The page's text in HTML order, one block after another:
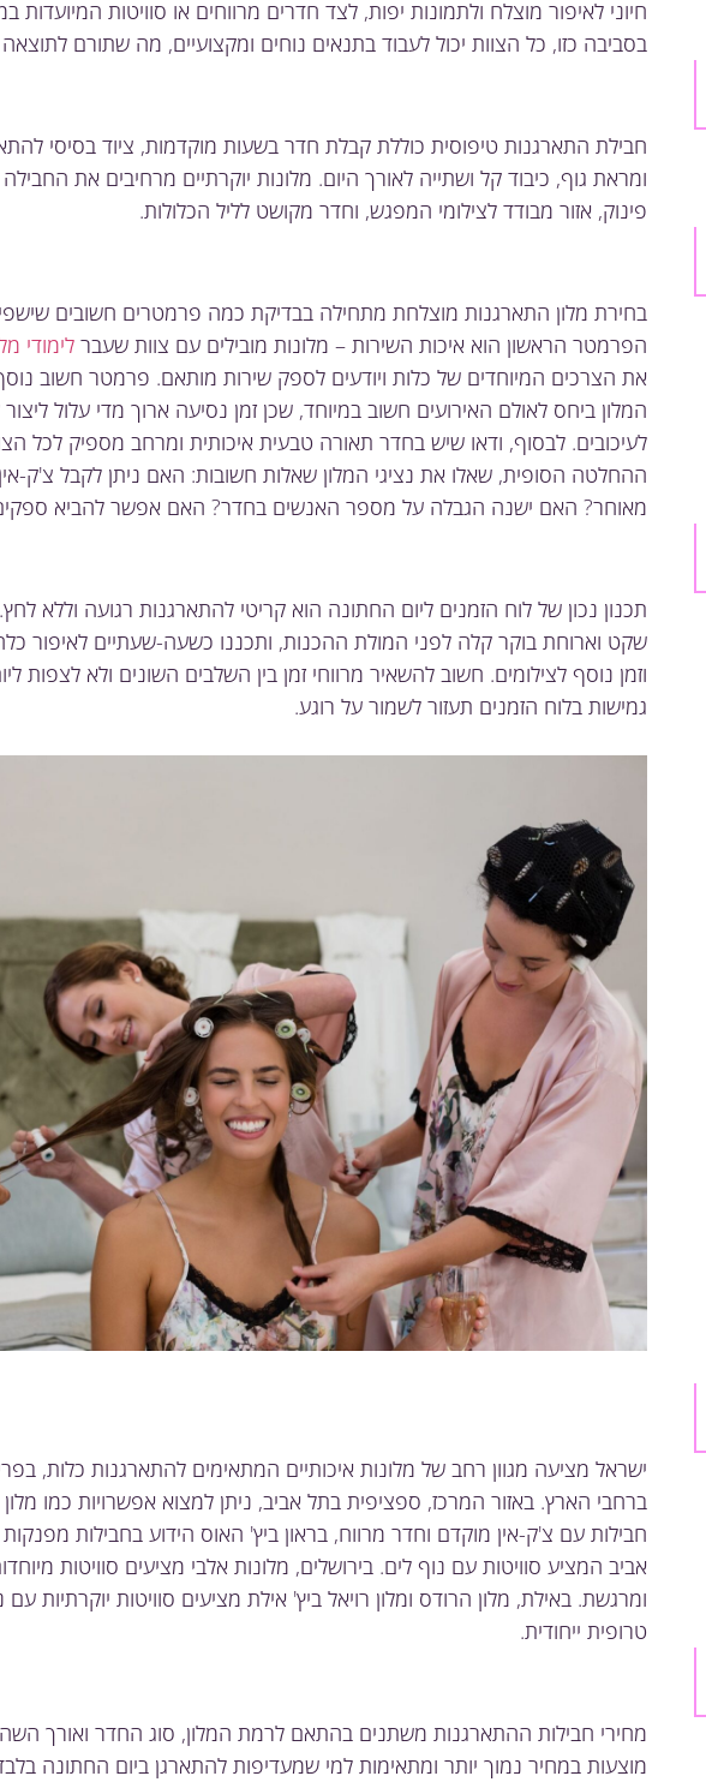
חיוני לאיפור מוצלח ולתמונות יפות, לצד חדרים מרווחים או סוויטות המיועדות
בסביבה כזו, כל הצוות יכול לעבוד בתנאים נוחים ומקצועיים, מה שתורם
חבילת התארגנות טיפוסית כוללת קבלת חדר בשעות מוקדמות, ציוד בסיסי
ומראת גוף, כיבוד קל ושתייה לאורך היום. מלונות יוקרתיים מרחיבים את
פינוק, אזור מבודד לצילומי המפגש, וחדר מקושט לליל הכלולות.
בחירת מלון התארגנות מוצלחת מתחילה בבדיקת כמה פרמטרים חשובים
הפרמטר הראשון הוא איכות השירות – מלונות מובילים עם צוות שעבר לימודי
את הצרכים המיוחדים של כלות ויודעים לספק שירות מותאם. פרמטר חשוב
המלון ביחס לאולם האירועים חשוב במיוחד, שכן זמן נסיעה ארוך מדי עלול ליצור
לעיכובים. לבסוף, ודאו שיש בחדר תאורה טבעית איכותית ומרחב מספיק לכל
ההחלטה הסופית, שאלו את נציגי המלון שאלות חשובות: האם ניתן לקבל צ'ק-
מאוחר? האם ישנה הגבלה על מספר האנשים בחדר? האם אפשר להביא ספקים
תכנון נכון של לוח הזמנים ליום החתונה הוא קריטי להתארגנות רגועה וללא
שקט וארוחת בוקר קלה לפני המולת ההכנות, ותכננו כשעה-שעתיים לאיפור
וזמן נוסף לצילומים. חשוב להשאיר מרווחי זמן בין השלבים השונים ולא לצפות
גמישות בלוח הזמנים תעזור לשמור על רוגע.
ישראל מציעה מגוון רחב של מלונות איכותיים המתאימים להתארגנות כלות,
ברחבי הארץ. באזור המרכז, ספציפית בתל אביב, ניתן למצוא אפשרויות כמו מלון
חבילות עם צ'ק-אין מוקדם וחדר מרווח, בראון ביץ' האוס הידוע בחבילות מפנקות
אביב המציע סוויטות עם נוף לים. בירושלים, מלונות אלבי מציעים סוויטות
ומרגשת. באילת, מלון הרודס ומלון רויאל ביץ' אילת מציעים סוויטות יוקרתיות עם
טרופית ייחודית.
מחירי חבילות ההתארגנות משתנים בהתאם לרמת המלון, סוג החדר ואורך
מוצעות במחיר נמוך יותר ומתאימות למי שמעדיפות להתארגן ביום החתונה